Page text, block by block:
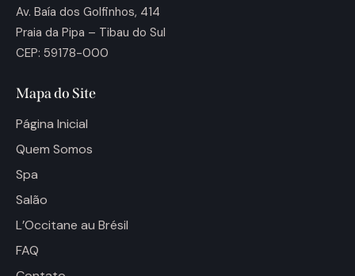
Av. Baía dos Golfinhos, 414
Praia da Pipa – Tibau do Sul
CEP: 59178-000
Mapa do Site
Página Inicial
Quem Somos
Spa
Salão
L’Occitane au Brésil
FAQ